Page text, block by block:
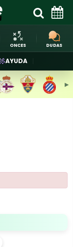
ONCES DUDAS
AYUDA
▶︎